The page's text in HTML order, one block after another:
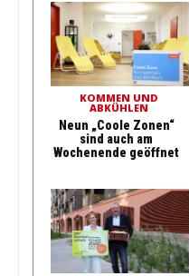
KOMMEN UND
ABKÜHLEN
Neun „Coole Zonen“
sind auch am
Wochenende geöffnet